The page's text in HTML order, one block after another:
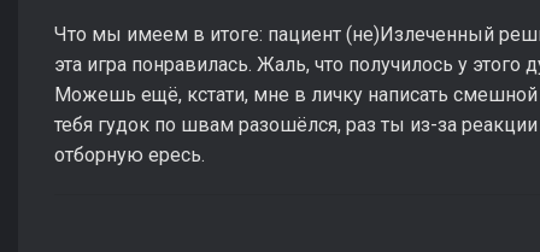
Что мы имеем в итоге: пациент (не)Излеченный
эта игра понравилась. Жаль, что получилось у
Можешь ещё, кстати, мне в личку написать смешной
тебя гудок по швам разошёлся, раз ты из-за
отборную ересь.